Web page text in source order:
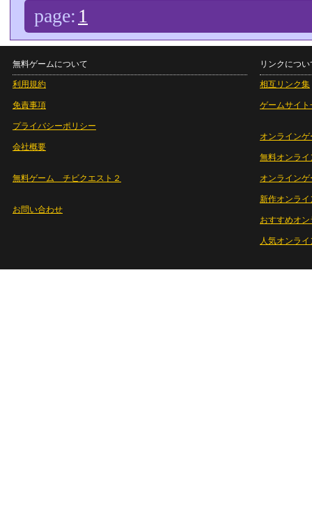
page: 1
無料ゲームについて
利用規約
免責事項
プライバシーポリシー
会社概要
無料ゲーム チビクエスト２
お問い合わせ
リンクについ
相互リンク集
ゲームサイト
オンラインゲ
無料オンライ
オンライン
新作オンライ
おすすめオ
人気オンラ